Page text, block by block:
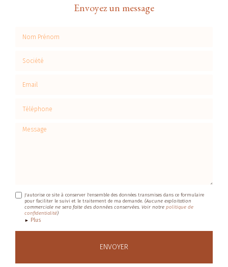
Envoyez un message
Message
J'autorise ce site à conserver l'ensemble des données transmises dans ce formulaire
pour faciliter le suivi et le traitement de ma demande.(Aucune exploitation
commerciale ne sera faite des données conservées. Voir notrepolitique de
confidentialité)
Plus